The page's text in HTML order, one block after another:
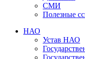
СМИ
Полезные
НАО
Устав НАО